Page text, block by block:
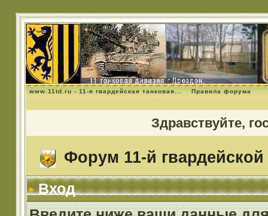
www.11td.ru - 11-я гвардейская танковая... Правила форума
Здравствуйте,
Форум 11-й гвардейской
Вход